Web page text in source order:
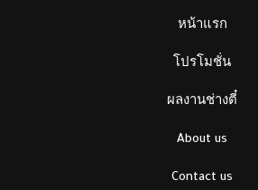
หน้าแรก
โปรโมชั่น
ผลงานช่างตี๋
About us
Contact us